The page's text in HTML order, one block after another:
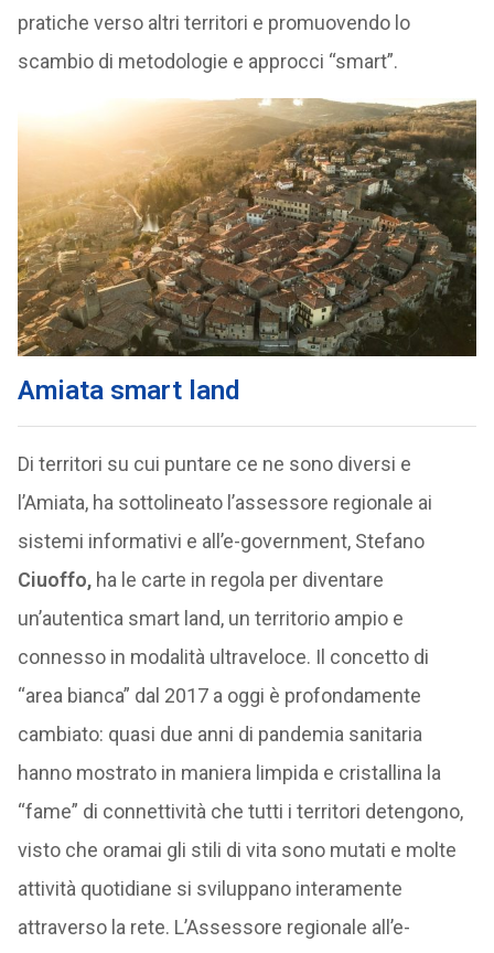
pratiche verso altri territori e promuovendo lo
scambio di metodologie e approcci “smart”.
Amiata smart land
Di territori su cui puntare ce ne sono diversi e
l’Amiata, ha sottolineato l’assessore regionale ai
sistemi informativi e all’e-government, Stefano
Ciuoffo,ha le carte in regola per diventare
un’autentica smart land, un territorio ampio e
connesso in modalità ultraveloce. Il concetto di
“area bianca” dal 2017 a oggi è profondamente
cambiato: quasi due anni di pandemia sanitaria
hanno mostrato in maniera limpida e cristallina la
“fame” di connettività che tutti i territori detengono,
visto che oramai gli stili di vita sono mutati e molte
attività quotidiane si sviluppano interamente
attraverso la rete. L’Assessore regionale all’e-